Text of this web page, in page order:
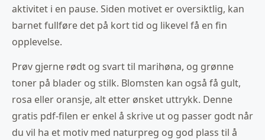
aktivitet i en pause. Siden motivet er oversiktlig, kan
barnet fullføre det på kort tid og likevel få en fin
opplevelse.
Prøv gjerne rødt og svart til marihøna, og grønne
toner på blader og stilk. Blomsten kan også få gult,
rosa eller oransje, alt etter ønsket uttrykk. Denne
gratis pdf-filen er enkel å skrive ut og passer godt når
du vil ha et motiv med naturpreg og god plass til å